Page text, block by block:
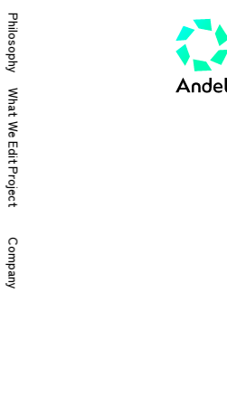
Philosophy
What We Edit
Project
Company